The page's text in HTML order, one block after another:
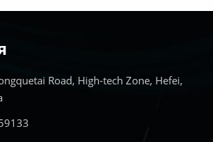
Road, High-tech Zone, Hefei,